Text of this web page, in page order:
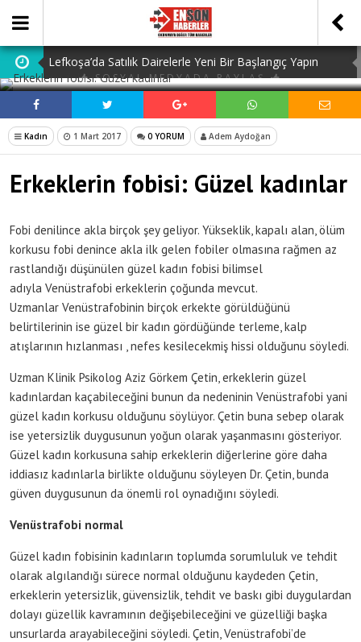
Lefkoşa’da Satılık Dairelerle Yeni Bir Başlangıç Yapın
Dedektiflik: Gizli Bilgilerin Peşindeki Uzmanlık
Dijital Ürün Pasaportu Firmaları: En İyi 10 Şirket
Ucuz Hazır Sistem ile İşletme Maliyetlerinizi Düşürün
Discover the Benefits of Using a Free TDEE Calculator
Today
SOSYAL MEDYADA PAYLAŞ
Kadın 1 Mart 2017 0 YORUM Adem Aydoğan
Erkeklerin fobisi: Güzel kadınlar
Fobi denilince akla birçok şey geliyor. Yükseklik, kapalı alan, ölüm
korkusu fobi denince akla ilk gelen fobiler olmasına rağmen az
rastlandığı düşünülen güzel kadın fobisi bilimsel
adıyla Venüstrafobi erkeklerin çoğunda mevcut.
Uzmanlar Venüstrafobinin birçok erkekte görüldüğünü
belirtilerinin ise güzel bir kadın gördüğünde terleme, kalp
atışlarının hızlanması , nefes kesilecekmiş hissi olduğunu söyledi.
Uzman Klinik Psikolog Aziz Görkem Çetin, erkeklerin güzel
kadınlardan kaçabileceğini bunun da nedeninin Venüstrafobi yani
güzel kadın korkusu olduğunu söylüyor. Çetin buna sebep olarak
ise yetersizlik duygusunun yoğun olarak yaşanmasını gösteriyor.
Güzel kadın korkusuna sahip erkeklerin diğerlerine göre daha
iddiasız kadınlarla birlikte olduğunu söyleyen Dr. Çetin, bunda
güven duygusunun da önemli rol oynadığını söyledi.
Venüstrafobi normal
Güzel kadın fobisinin kadınların toplumda sorumluluk ve tehdit
olarak algılandığı sürece normal olduğunu kaydeden Çetin,
erkeklerin yetersizlik, güvensizlik, tehdit ve baskı gibi duygulardan
dolayı güzellik kavramının değişebileceğini ve güzelliği başka
unsurlarda arayabileceğini söyledi. Çetin, Venüstrafobi’de